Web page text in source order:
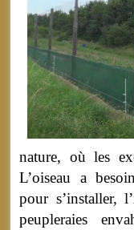
nature, où les
L’oiseau a
pour s’installer,
peupleraies